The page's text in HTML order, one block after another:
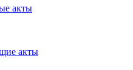
акты
акты